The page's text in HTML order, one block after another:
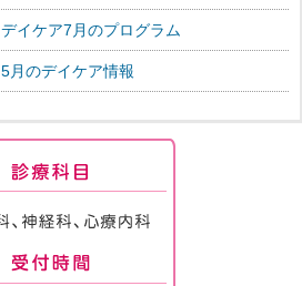
デイケア7月のプログラム
5月のデイケア情報